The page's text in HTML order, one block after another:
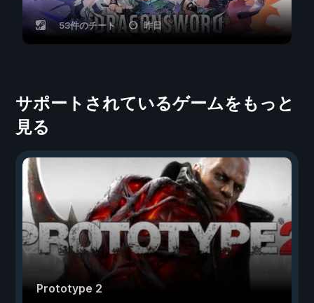
53件のチート 昨日
サポートされているゲームをもっと
見る
Prototype 2